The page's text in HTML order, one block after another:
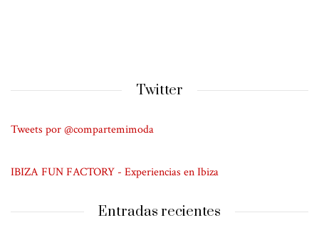
Twitter
Tweets por @compartemimoda
IBIZA FUN FACTORY - Experiencias en Ibiza
Entradas recientes